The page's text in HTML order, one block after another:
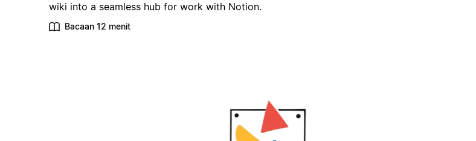
wiki into a seamless hub for work with Notion.
Bacaan 12 menit